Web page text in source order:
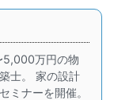
5,000万円の物
士。 家の設計
ミナーを開催。